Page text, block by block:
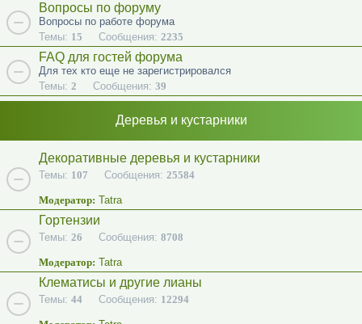
Вопросы по форуму
Вопросы по работе форума
Темы: 15 Сообщения: 2235
FAQ для гостей форума
Для тех кто еще не зарегистрировался
Темы: 2 Сообщения: 39
Деревья и кустарники
Декоративные деревья и кустарники
Темы: 107 Сообщения: 25584
Модератор: Tatra
Гортензии
Темы: 26 Сообщения: 8708
Модератор: Tatra
Клематисы и другие лианы
Темы: 44 Сообщения: 12294